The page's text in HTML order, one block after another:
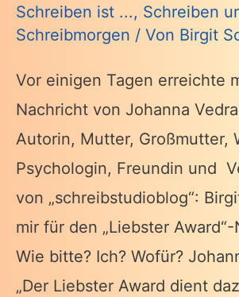
Schreiben ist ..., Schreiben
Schreibmorgen / Von Birgit
Vor einigen Tagen erreichte
Nachricht von Johanna
Autorin, Mutter, Großmutter,
Psychologin, Freundin und
von „schreibstudioblog“:
mir für den „Liebster
Wie bitte? Ich? Wofür?
„Der Liebster Award dient